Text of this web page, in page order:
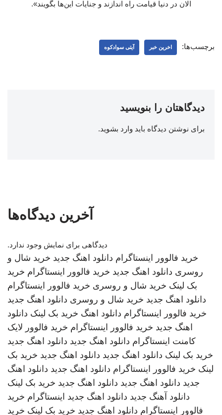
الان در دنیا قیامت راه اندازند و جنایات این‌ها بگویند».
برچسب‌ها: اخرین خبر آیتی سوادکوه
دیدگاهتان را بنویسید
برای نوشتن دیدگاه باید وارد بشوید.
آخرین دیدگاه‌ها
دیدگاهی برای نمایش وجود ندارد.
خرید فالوور اینستاگرام دانلود اهنگ جدید خرید شال و
روسری دانلود اهنگ جدید خرید فالوور اینستاگرام خرید
بک لینک خرید شال و روسری خرید فالوور اینستاگرام
دانلود اهنگ جدید خرید شال و روسری دانلود اهنگ جدید
خرید فالوور اینستاگرام دانلود اهنگ خرید بک لینک دانلود
اهنگ جدید خرید فالوور اینستاگرام خرید فالوور لایک
کامنت اینستاگرام دانلود اهنگ جدید دانلود اهنگ جدید
خرید بک لینک دانلود اهنگ جدید دانلود اهنگ جدید خرید بک
لینک خرید فالوور اینستاگرام دانلود اهنگ جدید دانلود اهنگ
جدید دانلود اهنگ جدید دانلود اهنگ جدید خرید بک لینک
دانلود آهنگ جدید دانلود اهنگ جدید اینستاگرام خرید
فالوور اینستاگرام دانلود اهنگ جدید خرید بک لینک خرید